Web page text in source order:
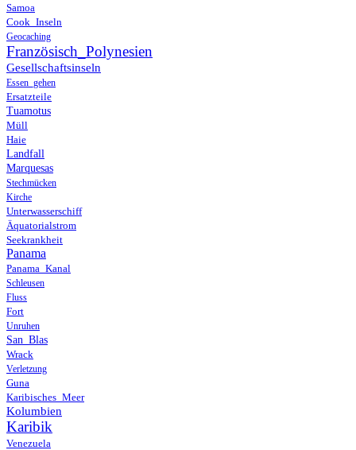
Samoa
Cook_Inseln
Geocaching
Französisch_Polynesien
Gesellschaftsinseln
Essen_gehen
Ersatzteile
Tuamotus
Müll
Haie
Landfall
Marquesas
Stechmücken
Kirche
Unterwasserschiff
Äquatorialstrom
Seekrankheit
Panama
Panama_Kanal
Schleusen
Fluss
Fort
Unruhen
San_Blas
Wrack
Verletzung
Guna
Karibisches_Meer
Kolumbien
Karibik
Venezuela